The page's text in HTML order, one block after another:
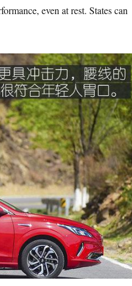
even at rest. States can